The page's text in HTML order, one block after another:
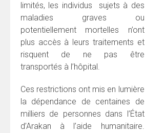
limités, les individus sujets à des
maladies graves ou
potentiellement mortelles n’ont
plus accès à leurs traitements et
risquent de ne pas être
transportés à l’hôpital.
Ces restrictions ont mis en lumière
la dépendance de centaines de
milliers de personnes dans l’État
d’Arakan à l’aide humanitaire.